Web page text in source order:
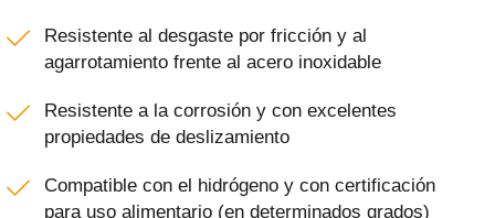
Resistente al desgaste por fricción y al
agarrotamiento frente al acero inoxidable
Resistente a la corrosión y con excelentes
propiedades de deslizamiento
Compatible con el hidrógeno y con certificación
para uso alimentario (en determinados grados)